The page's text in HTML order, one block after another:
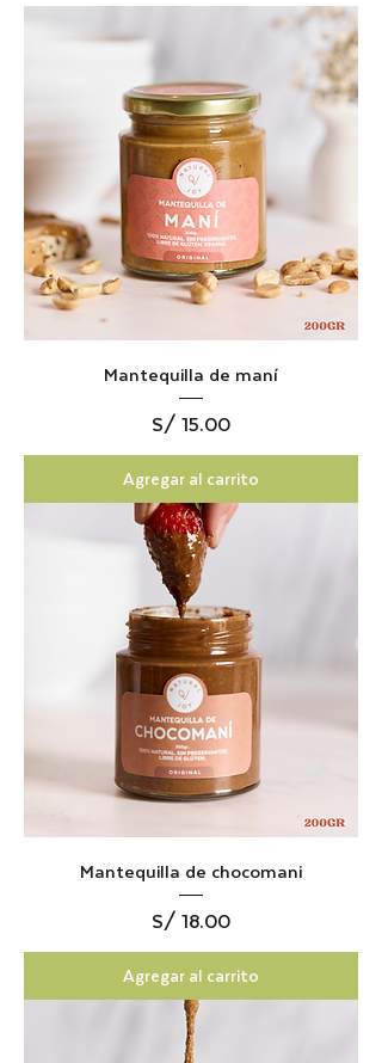
Mantequilla de maní
Precio
S/ 15.00
Agregar al carrito
Mantequilla de chocomani
Precio
S/ 18.00
Agregar al carrito